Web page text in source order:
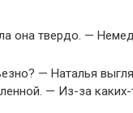
она твердо. —
— Наталья
— Из-за каких-